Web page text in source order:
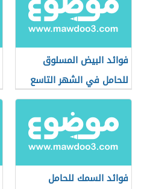
فوائد البيض المسلوق
للحامل في الشهر التاسع
فوائد السمك للحامل